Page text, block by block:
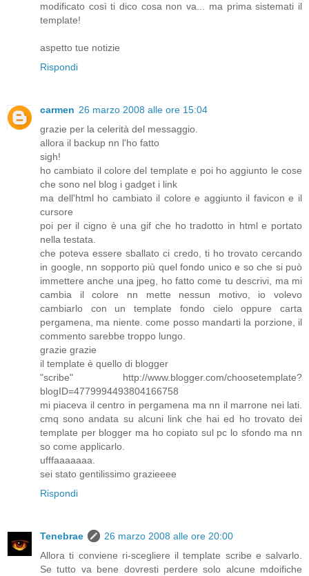
modificato così ti dico cosa non va... ma prima sistemati il
template!
aspetto tue notizie
Rispondi
carmen 26 marzo 2008 alle ore 15:04
grazie per la celerità del messaggio.
allora il backup nn l'ho fatto
sigh!
ho cambiato il colore del template e poi ho aggiunto le cose
che sono nel blog i gadget i link
ma dell'html ho cambiato il colore e aggiunto il favicon e il
cursore
poi per il cigno è una gif che ho tradotto in html e portato
nella testata.
che poteva essere sballato ci credo, ti ho trovato cercando
in google, nn sopporto più quel fondo unico e so che si può
immettere anche una jpeg, ho fatto come tu descrivi, ma mi
cambia il colore nn mette nessun motivo, io volevo
cambiarlo con un template fondo cielo oppure carta
pergamena, ma niente. come posso mandarti la porzione, il
commento sarebbe troppo lungo.
grazie grazie
il template è quello di blogger
"scribe" http://www.blogger.com/choosetemplate?
blogID=4779994493804166758
mi piaceva il centro in pergamena ma nn il marrone nei lati.
cmq sono andata su alcuni link che hai ed ho trovato dei
template per blogger ma ho copiato sul pc lo sfondo ma nn
so come applicarlo.
ufffaaaaaaa.
sei stato gentilissimo grazieeee
Rispondi
Tenebrae
26 marzo 2008 alle ore 20:00
Allora ti conviene ri-scegliere il template scribe e salvarlo.
Se tutto va bene dovresti perdere solo alcune mdoifiche